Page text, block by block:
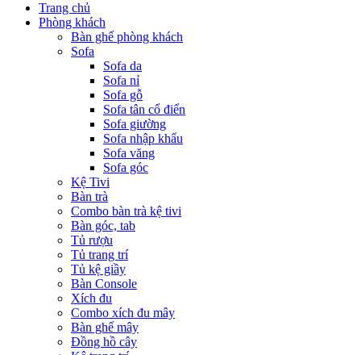
Trang chủ
Phòng khách
Bàn ghế phòng khách
Sofa
Sofa da
Sofa nỉ
Sofa gỗ
Sofa tân cổ điển
Sofa giường
Sofa nhập khẩu
Sofa văng
Sofa góc
Kệ Tivi
Bàn trà
Combo bàn trà kệ tivi
Bàn góc, tab
Tủ rượu
Tủ trang trí
Tủ kệ giầy
Bàn Console
Xích đu
Combo xích đu mây
Bàn ghế mây
Đồng hồ cây